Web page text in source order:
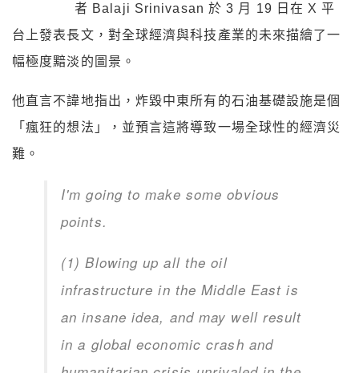
者 Balaji Srinivasan 於 3 月 19 日在 X 平
台上發表長文，對全球經濟與科技產業的未來描繪了一
幅極度黯淡的圖景。
他直言不諱地指出，炸毀中東所有的石油基礎設施是個
「瘋狂的想法」，並預言這將導致一場全球性的經濟災
難。
I'm going to make some obvious
points.
(1) Blowing up all the oil
infrastructure in the Middle East is
an insane idea, and may well result
in a global economic crash and